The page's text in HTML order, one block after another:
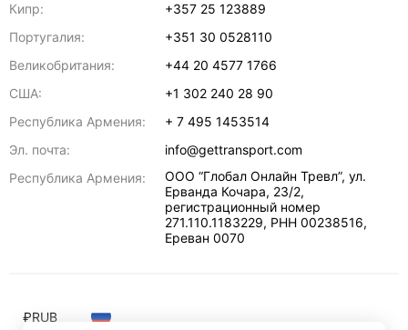
Кипр:
+357 25 123889
Португалия:
+351 30 0528110
Великобритания:
+44 20 4577 1766
США:
+1 302 240 28 90
Республика Армения:
+ 7 495 1453514
Эл. почта:
info@gettransport.com
Республика Армения:
ООО “Глобал Онлайн Тревл”, ул.
Ерванда Кочара, 23/2,
регистрационный номер
271.110.1183229, РНН 00238516,
Ереван 0070
₽RUB